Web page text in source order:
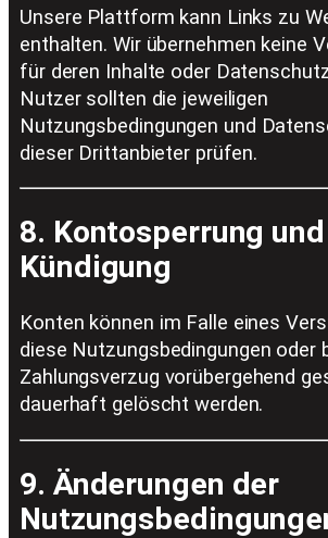
Unsere Plattform kann Links zu
enthalten. Wir übernehmen keine
für deren Inhalte oder
Nutzer sollten die jeweiligen
Nutzungsbedingungen und
dieser Drittanbieter prüfen.
8. Kontosperrung und
Kündigung
Konten können im Falle eines
diese Nutzungsbedingungen oder
Zahlungsverzug vorübergehend
dauerhaft gelöscht werden.
9. Änderungen der